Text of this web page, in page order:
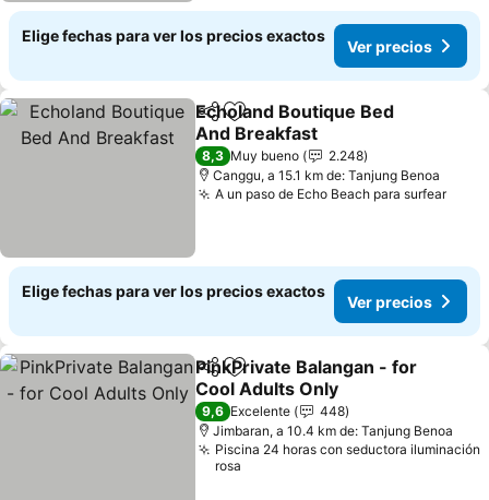
Elige fechas para ver los precios exactos
Ver precios
CompartirAgregar a favoritos
Echoland Boutique Bed
And Breakfast
8,3 Muy bueno
2.248
Canggu, a 15.1 km de: Tanjung Benoa
A un paso de Echo Beach para surfear
Elige fechas para ver los precios exactos
Ver precios
CompartirAgregar a favoritos
PinkPrivate Balangan - for
Cool Adults Only
9,6 Excelente
448
Jimbaran, a 10.4 km de: Tanjung Benoa
Piscina 24 horas con seductora iluminación
rosa